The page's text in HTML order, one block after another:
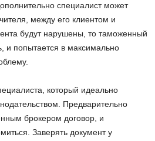
специалист может
между его клиентом и
будут нарушены, то таможенный
и попытается в максимально
который идеально
Предварительно
брокером договор, и
Заверять документ у